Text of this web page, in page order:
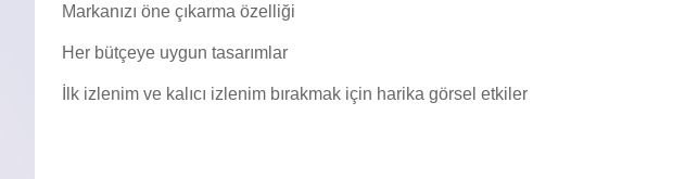
Markanızı öne çıkarma özelliği
Her bütçeye uygun tasarımlar
İlk izlenim ve kalıcı izlenim bırakmak için harika görsel etkiler